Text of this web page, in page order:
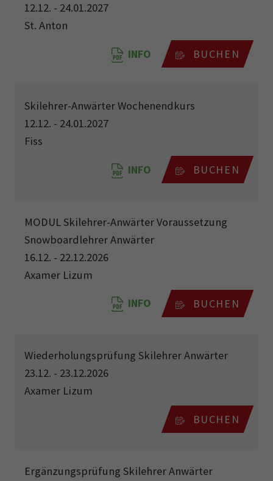
12.12. - 24.01.2027
St. Anton
INFO BUCHEN
Skilehrer-Anwärter Wochenendkurs
12.12. - 24.01.2027
Fiss
INFO BUCHEN
MODUL Skilehrer-Anwärter Voraussetzung
Snowboardlehrer Anwärter
16.12. - 22.12.2026
Axamer Lizum
INFO BUCHEN
Wiederholungsprüfung Skilehrer Anwärter
23.12. - 23.12.2026
Axamer Lizum
BUCHEN
Ergänzungsprüfung Skilehrer Anwärter